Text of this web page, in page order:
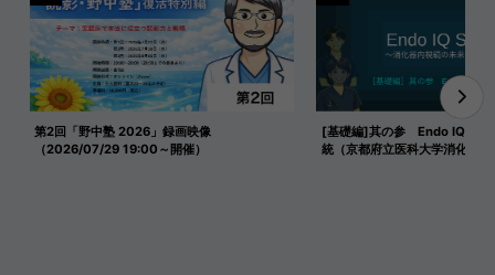
第2回「野中塾 2026」録画映像
（2026/07/29 19:00～開催）
[基礎編]其の参 Endo IQ式 経
統（京都府立医科大学消化器内